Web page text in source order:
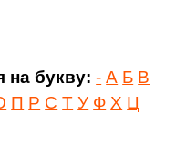
на букву: - А Б В
П Р С Т У Ф Х Ц